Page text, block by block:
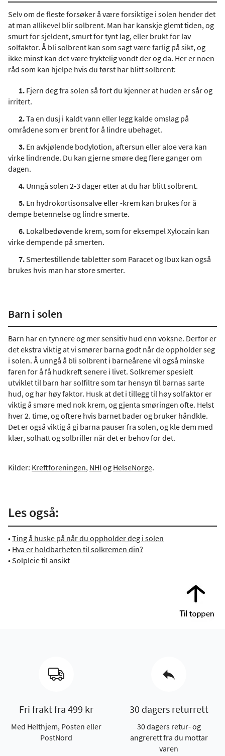
Selv om de fleste forsøker å være forsiktige i solen hender det
at man allikevel blir solbrent. Man har kanskje glemt tiden, og
smurt for sjeldent, smurt for tynt lag, eller brukt for lav
solfaktor. Å bli solbrent kan som sagt være farlig på sikt, og
ikke minst kan det være fryktelig vondt der og da. Her er noen
råd som kan hjelpe hvis du først har blitt solbrent:
1. Fjern deg fra solen så fort du kjenner at huden er sår og
irritert.
2.Ta en dusj i kaldt vann eller legg kalde omslag på
områdene som er brent for å lindre ubehaget.
3. En avkjølende bodylotion, aftersun eller aloe vera kan
virke lindrende. Du kan gjerne smøre deg flere ganger om
dagen.
4. Unngå solen 2-3 dager etter at du har blitt solbrent.
5. En hydrokortisonsalve eller -krem kan brukes for å
dempe betennelse og lindre smerte.
6. Lokalbedøvende krem, som for eksempel Xylocain kan
virke dempende på smerten.
7. Smertestillende tabletter som Paracet og Ibux kan også
brukes hvis man har store smerter.
Barn i solen
Barn har en tynnere og mer sensitiv hud enn voksne. Derfor er
det ekstra viktig at vi smører barna godt når de oppholder seg
i solen. Å unngå å bli solbrent i barneårene vil også minske
faren for å få hudkreft senere i livet. Solkremer spesielt
utviklet til barn har solfiltre som tar hensyn til barnas sarte
hud, og har høy faktor. Husk at det i tillegg til høy solfaktor er
viktig å smøre med nok krem, og gjenta smøringen ofte. Helst
hver 2. time, og oftere hvis barnet bader og bruker håndkle.
Det er også viktig å gi barna pauser fra solen, og kle dem med
klær, solhatt og solbriller når det er behov for det.
Kilder: Kreftforeningen, NHI og HelseNorge.
Les også:
•Ting å huske på når du oppholder deg i solen
• Hva er holdbarheten til solkremen din?
• Solpleie til ansikt
Fri frakt fra 499 kr
Med Helthjem, Posten eller
PostNord
30 dagers returrett
30 dagers retur- og
angrerett fra du mottar
varen